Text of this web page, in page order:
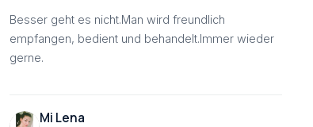
Besser geht es nicht.Man wird freundlich
empfangen, bedient und behandelt.Immer wieder
gerne.
Mi Lena